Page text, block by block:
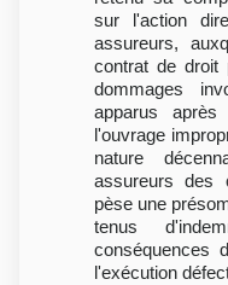
sur l'action
assureurs,
contrat de droit
dommages
apparus
l'ouvrage
nature
assureurs des
pèse une
tenus
conséquences
l'exécution